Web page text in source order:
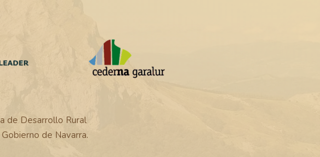
de Desarrollo Rural
de Navarra.